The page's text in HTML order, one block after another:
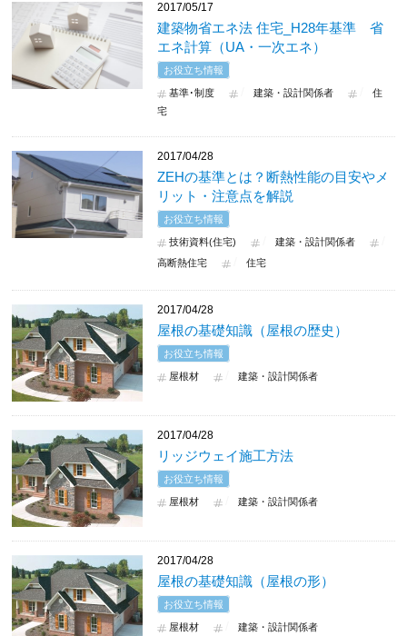
2017/05/17
建築物省エネ法 住宅_H28年基準 省
エネ計算（UA・一次エネ）
お役立ち情報
基準･制度 建築・設計関係者
住
宅
2017/04/28
ZEHの基準とは？断熱性能の目安やメ
リット・注意点を解説
お役立ち情報
技術資料(住宅)
建築・設計関係者
高断熱住宅
住宅
2017/04/28
屋根の基礎知識（屋根の歴史）
お役立ち情報
屋根材 建築・設計関係者
2017/04/28
リッジウェイ施工方法
お役立ち情報
屋根材 建築・設計関係者
2017/04/28
屋根の基礎知識（屋根の形）
お役立ち情報
屋根材 建築・設計関係者